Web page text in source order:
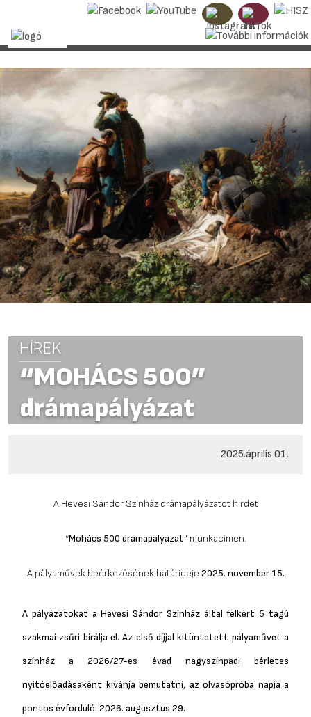
HÍREK
“MOHÁCS 500”
drámapályázat
2025.április 01.
A Hevesi Sándor Színház drámapályázatot hirdet
“Mohács 500 drámapályázat” munkacímen.
A pályaművek beérkezésének határideje 2025. november 15.
A pályázatokat a Hevesi Sándor Színház által felkért 5 tagú
szakmai zsűri bírálja el. Az első díjjal kitüntetett pályaművet a
színház a 2026/27-es évad nagyszínpadi bérletes
nyitóelőadásaként kívánja bemutatni, az olvasópróba napja a
pontos évforduló: 2026. augusztus 29.